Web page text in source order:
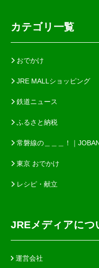
カテゴリ一覧
おでかけ
JRE MALLショッピング
鉄道ニュース
ふるさと納税
常磐線の＿＿＿！｜
東京 おでかけ
レシピ・献立
JREメディアにつ
運営会社